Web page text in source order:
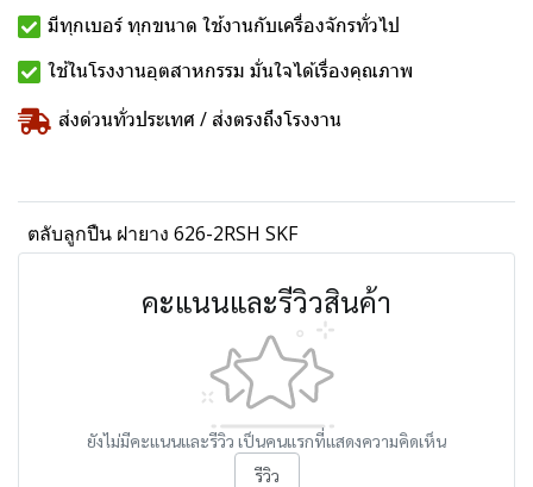
มีทุกเบอร์ ทุกขนาด ใช้งานกับเครื่องจักรทั่วไป
ใช้ในโรงงานอุตสาหกรรม มั่นใจได้เรื่องคุณภาพ
ส่งด่วนทั่วประเทศ / ส่งตรงถึงโรงงาน
ตลับลูกปืน ฝายาง 626-2RSH SKF
คะแนนและรีวิวสินค้า
ยังไม่มีคะแนนและรีวิว เป็นคนแรกที่แสดงความคิดเห็น
รีวิว